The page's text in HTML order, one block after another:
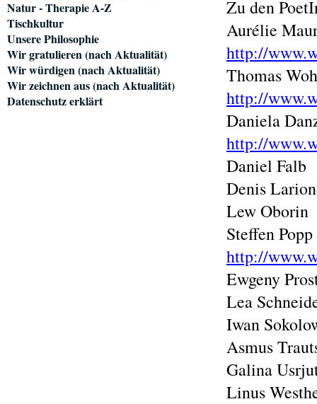
Zu den
Aurélie
http://
Thomas
http://
Daniela
http://
Daniel Falb
Denis
Lew Oborin
Steffen Popp
http://
Ewgeny
Lea
Iwan
Asmus
Galina
Linus
Natur - Therapie A-Z
Tischkultur
Unsere Philosophie
Wir gratulieren (nach Aktualität)
Wir würdigen (nach Aktualität)
Wir zeichnen aus (nach Aktualität)
Datenschutz erklärt